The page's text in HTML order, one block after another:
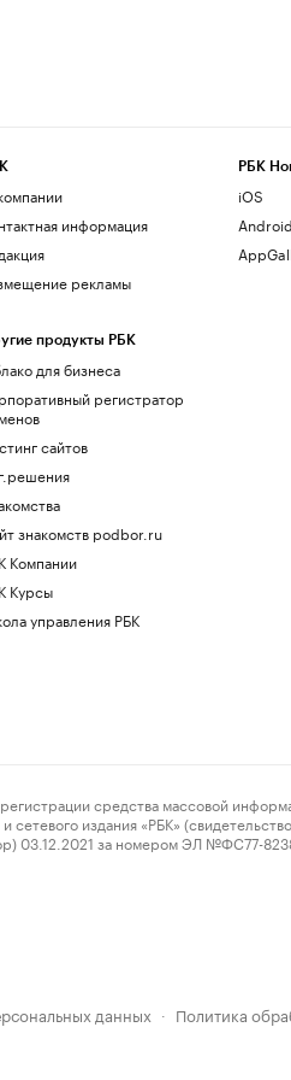
информация
рекламы
продукты РБК
для бизнеса
регистратор
сайтов
знакомств podbor.ru
Компании
Курсы
управления РБК
РБК
iOS
Android
средства массовой
издания «РБК»
03.12.2021 за номером ЭЛ №ФС77-
данных · Политика